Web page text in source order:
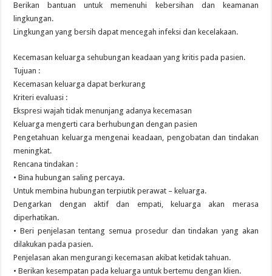
Berikan bantuan untuk memenuhi kebersihan dan keamanan
lingkungan.
Lingkungan yang bersih dapat mencegah infeksi dan kecelakaan.
Kecemasan keluarga sehubungan keadaan yang kritis pada pasien.
Tujuan :
Kecemasan keluarga dapat berkurang
Kriteri evaluasi :
Ekspresi wajah tidak menunjang adanya kecemasan
Keluarga mengerti cara berhubungan dengan pasien
Pengetahuan keluarga mengenai keadaan, pengobatan dan tindakan
meningkat.
Rencana tindakan :
• Bina hubungan saling percaya.
Untuk membina hubungan terpiutik perawat – keluarga.
Dengarkan dengan aktif dan empati, keluarga akan merasa
diperhatikan.
• Beri penjelasan tentang semua prosedur dan tindakan yang akan
dilakukan pada pasien.
Penjelasan akan mengurangi kecemasan akibat ketidak tahuan.
• Berikan kesempatan pada keluarga untuk bertemu dengan klien.